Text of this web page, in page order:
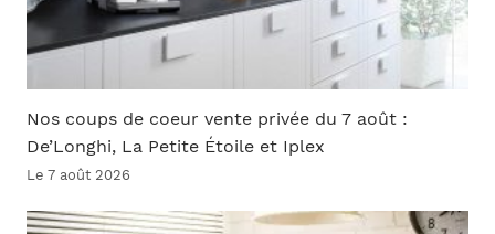
Nos coups de coeur vente privée du 7 août :
De’Longhi, La Petite Étoile et Iplex
Le 7 août 2026